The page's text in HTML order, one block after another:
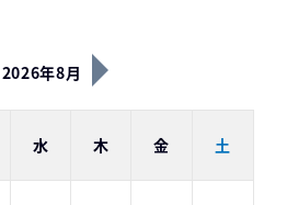
2026年8月
水 木 金 土